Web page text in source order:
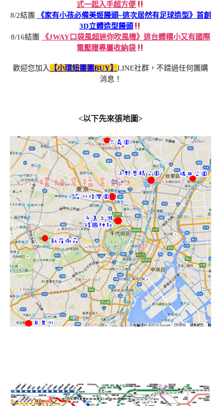
式一起入手超方便
8/2結團
《家有小孩必備美姬饅頭~這次居然有足球造型》首創
3D立體造型饅頭
8/16結團
《JWAY口袋風超迷你吹風機》這台體積小又有國際
電壓贈專屬收納袋
歡迎您加入 【小環妞團團BUY】 LINE社群，不錯過任何團購
消息！
<以下先來張地圖>